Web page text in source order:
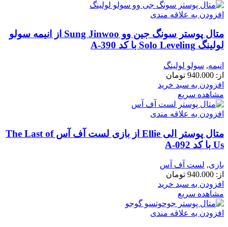
افزودن به علاقه مندی
متال پوستر سونگ جین‌ وو Sung Jinwoo از انیمه سولو
لولینگ Solo Leveling با کد A-390
انیمه, سولو لولینگ
از: 940.000 تومان
افزودن به سبد خرید
مشاهده سریع
افزودن به علاقه مندی
متال پوستر الی Ellie از بازی لست آف آس The Last of
Us با کد A-092
بازی, لست آف آس
از: 940.000 تومان
افزودن به سبد خرید
مشاهده سریع
افزودن به علاقه مندی